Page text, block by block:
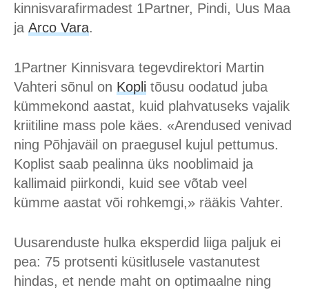
kinnisvarafirmadest 1Partner, Pindi, Uus Maa
ja Arco Vara.
1Partner Kinnisvara tegevdirektori Martin
Vahteri sõnul on Kopli tõusu oodatud juba
kümmekond aastat, kuid plahvatuseks vajalik
kriitiline mass pole käes. «Arendused venivad
ning Põhjaväil on praegusel kujul pettumus.
Koplist saab pealinna üks nooblimaid ja
kallimaid piirkondi, kuid see võtab veel
kümme aastat või rohkemgi,» rääkis Vahter.
Uusarenduste hulka eksperdid liiga paljuk ei
pea: 75 protsenti küsitlusele vastanutest
hindas, et nende maht on optimaalne ning